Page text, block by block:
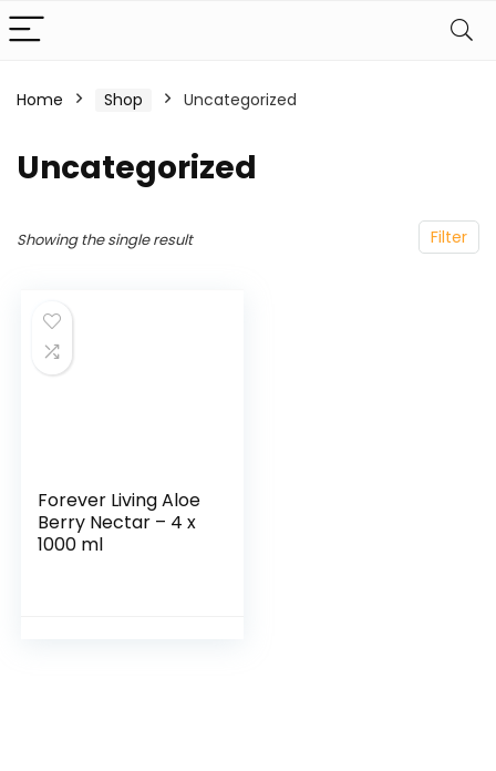
Home Shop Uncategorized
Uncategorized
Filter
Showing the single result
Forever Living Aloe
Berry Nectar – 4 x
1000 ml